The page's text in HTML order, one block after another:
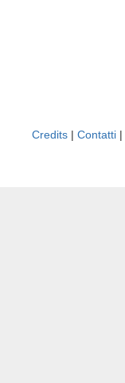
Credits | Contatti |